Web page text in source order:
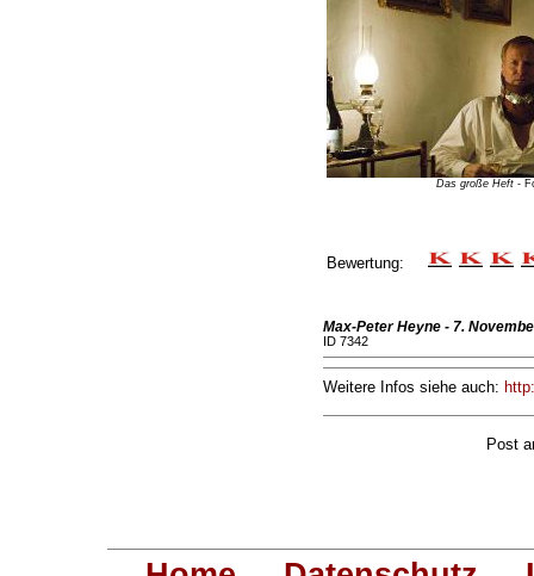
Das große Heft -
Bewertung:
Max-Peter Heyne - 7.
ID 7342
Weitere Infos siehe auch:
Post